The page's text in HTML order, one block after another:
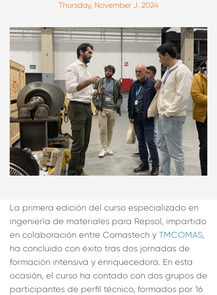
Thursday, November J, 2024
La primera edición del curso especializado en
ingeniería de materiales para Repsol, impartido
en colaboración entre Comastech y TMCOMAS,
ha concluido con éxito tras dos jornadas de
formación intensiva y enriquecedora. En esta
ocasión, el curso ha contado con dos grupos de
participantes de perfil técnico, formados por 16